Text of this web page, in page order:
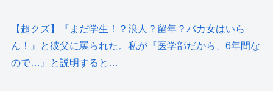
【超クズ】『まだ学生！？浪人？留年？バカ女はいら
ん！』と彼父に罵られた。私が『医学部だから、6年間な
ので…』と説明すると…